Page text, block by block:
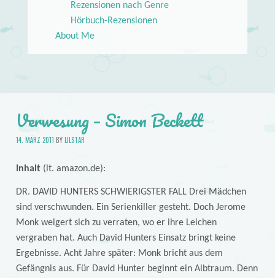
Rezensionen nach Genre
Hörbuch-Rezensionen
About Me
Verwesung – Simon Beckett
14. MÄRZ 2011 BYLILSTAR
Inhalt(lt. amazon.de):
DR. DAVID HUNTERS SCHWIERIGSTER FALL Drei Mädchen
sind verschwunden. Ein Serienkiller gesteht. Doch Jerome
Monk weigert sich zu verraten, wo er ihre Leichen
vergraben hat. Auch David Hunters Einsatz bringt keine
Ergebnisse. Acht Jahre später: Monk bricht aus dem
Gefängnis aus. Für David Hunter beginnt ein Albtraum. Denn